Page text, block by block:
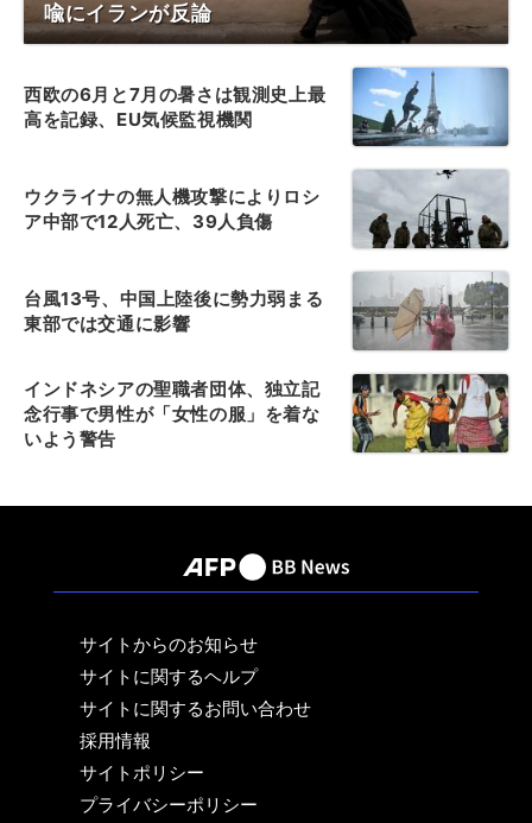
喩にイランが反論
西欧の6月と7月の暑さは観測史上最
高を記録、EU気候監視機関
ウクライナの無人機攻撃によりロシ
ア中部で12人死亡、39人負傷
台風13号、中国上陸後に勢力弱まる
東部では交通に影響
インドネシアの聖職者団体、独立記
念行事で男性が「女性の服」を着な
いよう警告
サイトからのお知らせ
サイトに関するヘルプ
サイトに関するお問い合わせ
採用情報
サイトポリシー
プライバシーポリシー